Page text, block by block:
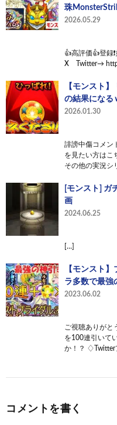
珠
2026.05.29
👍高評価👍登録
X Twitter→
【モンスト
の結果になる
2026.01.30
誹謗中傷コメン
を見たい方はこ
その他の実況シ
[モンスト] ガ
画
2024.06.25
[…]
【モンスト
ラ多数で最強
2023.06.02
ご視聴ありがと
を100連引いて
か！？ ♢Twitter
コメントを書く